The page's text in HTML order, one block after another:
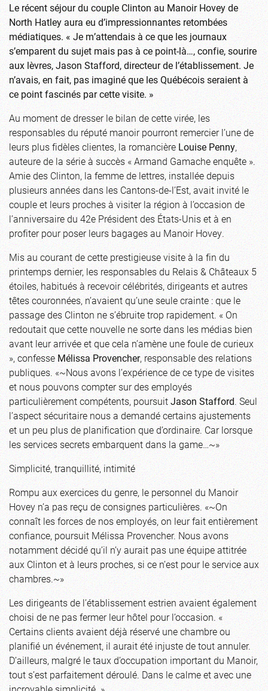
Le récent séjour du couple Clinton au Manoir Hovey de
North Hatley aura eu d’impressionnantes retombées
médiatiques. « Je m’attendais à ce que les journaux
s’emparent du sujet mais pas à ce point-là…, confie, sourire
aux lèvres, Jason Stafford, directeur de l’établissement. Je
n’avais, en fait, pas imaginé que les Québécois seraient à
ce point fascinés par cette visite. »
Au moment de dresser le bilan de cette virée, les
responsables du réputé manoir pourront remercier l’une de
leurs plus fidèles clientes, la romancièreLouise Penny,
auteure de la série à succès « Armand Gamache enquête ».
Amie des Clinton, la femme de lettres, installée depuis
plusieurs années dans les Cantons-de-l’Est, avait invité le
couple et leurs proches à visiter la région à l’occasion de
l’anniversaire du 42e Président des États-Unis et à en
profiter pour poser leurs bagages au Manoir Hovey.
Mis au courant de cette prestigieuse visite à la fin du
printemps dernier, les responsables du Relais & Châteaux 5
étoiles, habitués à recevoir célébrités, dirigeants et autres
têtes couronnées, n’avaient qu’une seule crainte : que le
passage des Clinton ne s’ébruite trop rapidement. « On
redoutait que cette nouvelle ne sorte dans les médias bien
avant leur arrivée et que cela n’amène une foule de curieux
», confesseMélissa Provencher, responsable des relations
publiques. «~Nous avons l’expérience de ce type de visites
et nous pouvons compter sur des employés
particulièrement compétents, poursuitJason Stafford. Seul
l’aspect sécuritaire nous a demandé certains ajustements
et un peu plus de planification que d’ordinaire. Car lorsque
les services secrets embarquent dans la game…~»
Simplicité, tranquillité, intimité
Rompu aux exercices du genre, le personnel du Manoir
Hovey n’a pas reçu de consignes particulières. «~On
connaît les forces de nos employés, on leur fait entièrement
confiance, poursuit Mélissa Provencher. Nous avons
notamment décidé qu’il n’y aurait pas une équipe attitrée
aux Clinton et à leurs proches, si ce n’est pour le service aux
chambres.~»
Les dirigeants de l’établissement estrien avaient également
choisi de ne pas fermer leur hôtel pour l’occasion. «
Certains clients avaient déjà réservé une chambre ou
planifié un événement, il aurait été injuste de tout annuler.
D’ailleurs, malgré le taux d’occupation important du Manoir,
tout s’est parfaitement déroulé. Dans le calme et avec une